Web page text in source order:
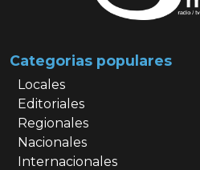
Categorias populares
Locales
Editoriales
Regionales
Nacionales
Internacionales